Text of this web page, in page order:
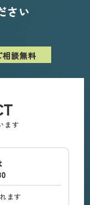
さい
相談無料
ます
ます